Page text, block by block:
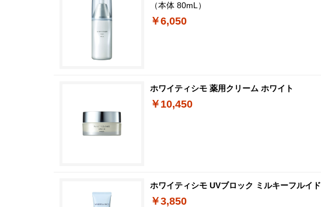
（本体 80mL）
￥6,050
ホワイティシモ 薬用クリーム ホワイト
￥10,450
ホワイティシモ UVブロック ミルキーフルイド
￥3,850